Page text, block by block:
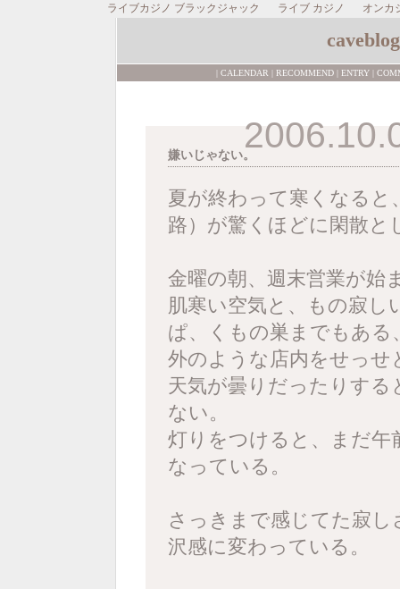
ライブカジノ ブラックジャック ライブ カジノ オンカ
caveblog
| CALENDAR | RECOMMEND| ENTRY|
嫌いじゃない。
夏が終わって寒くなる
路）が驚くほどに閑散と
金曜の朝、週末営業が始
肌寒い空気と、もの寂し
ぱ、くもの巣までもある
外のような店内をせっせ
天気が曇りだったりす
ない。
灯りをつけると、まだ午
なっている。
さっきまで感じてた寂
沢感に変わっている。